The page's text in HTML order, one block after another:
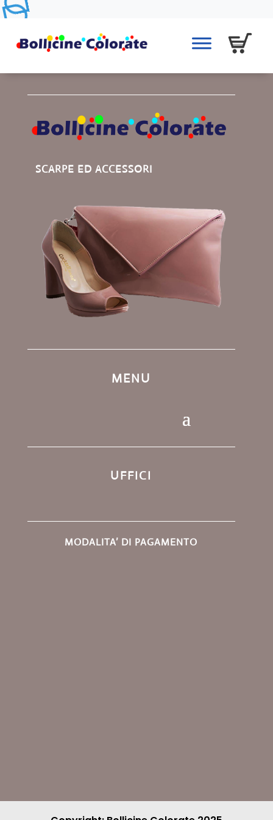
SCARPE ED ACCESSORI
MENU
UFFICI
MODALITA’ DI PAGAMENTO